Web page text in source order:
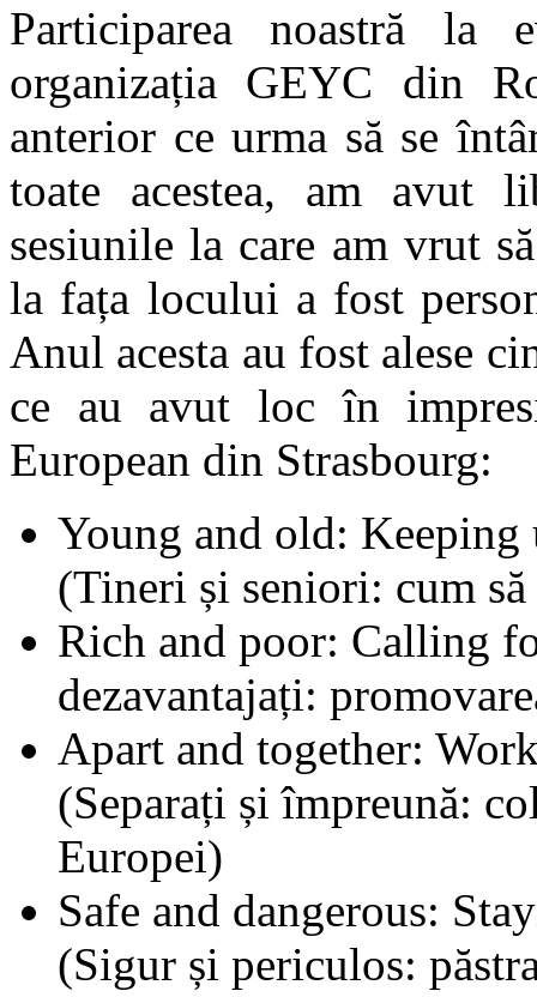
Participarea noastră la
organizația GEYC din
anterior ce urma să se
toate acestea, am avut
sesiunile la care am vrut
la fața locului a fost
Anul acesta au fost alese
ce au avut loc în
European din Strasbourg:
Young and old:
(Tineri și seniori: cum
Rich and poor: Calling
dezavantajați:
Apart and together:
(Separați și împreună:
Europei)
Safe and dangerous:
(Sigur și periculos: